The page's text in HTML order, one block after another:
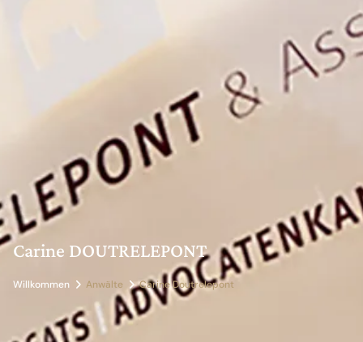
Carine DOUTRELEPONT
Willkommen Anwälte Carine Doutrelepont